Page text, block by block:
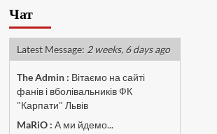
Чат
Latest Message: 2 weeks, 6 days ago
The Admin: Вітаємо на сайті
фанів і вболівальників ФК
"Карпати" Львів
MaRiO : А ми йдемо...